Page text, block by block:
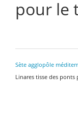
pour le
Sète agglopôle
Linares tisse des